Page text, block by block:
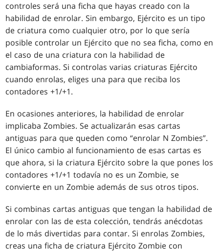
controles será una ficha que hayas creado con la
habilidad de enrolar. Sin embargo, Ejército es un tipo
de criatura como cualquier otro, por lo que sería
posible controlar un Ejército que no sea ficha, como en
el caso de una criatura con la habilidad de
cambiaformas. Si controlas varias criaturas Ejército
cuando enrolas, eliges una para que reciba los
contadores +1/+1.
En ocasiones anteriores, la habilidad de enrolar
implicaba Zombies. Se actualizarán esas cartas
antiguas para que queden como “enrolar N Zombies”.
El único cambio al funcionamiento de esas cartas es
que ahora, si la criatura Ejército sobre la que pones los
contadores +1/+1 todavía no es un Zombie, se
convierte en un Zombie además de sus otros tipos.
Si combinas cartas antiguas que tengan la habilidad de
enrolar con las de esta colección, tendrás anécdotas
de lo más divertidas para contar. Si enrolas Zombies,
creas una ficha de criatura Ejército Zombie con